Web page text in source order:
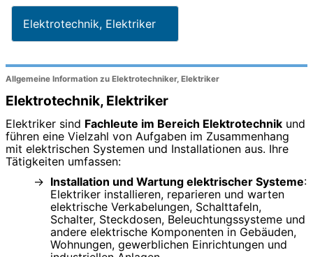
Elektrotechnik, Elektriker
Allgemeine Information zu Elektrotechniker, Elektriker
Elektrotechnik, Elektriker
Elektriker sind Fachleute im Bereich Elektrotechnik und
führen eine Vielzahl von Aufgaben im Zusammenhang
mit elektrischen Systemen und Installationen aus. Ihre
Tätigkeiten umfassen:
Installation und Wartung elektrischer Systeme:
Elektriker installieren, reparieren und warten
elektrische Verkabelungen, Schalttafeln,
Schalter, Steckdosen, Beleuchtungssysteme und
andere elektrische Komponenten in Gebäuden,
Wohnungen, gewerblichen Einrichtungen und